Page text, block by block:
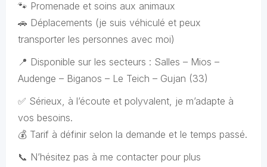
🐾 Promenade et soins aux animaux
🚗 Déplacements (je suis véhiculé et peux
transporter les personnes avec moi)
📍 Disponible sur les secteurs : Salles – Mios –
Audenge – Biganos – Le Teich – Gujan (33)
✅ Sérieux, à l’écoute et polyvalent, je m’adapte à
vos besoins.
💰 Tarif à définir selon la demande et le temps passé.
📞 N’hésitez pas à me contacter pour plus